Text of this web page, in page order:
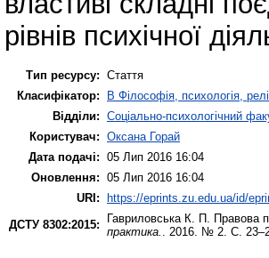
рівнів психічної
Тип ресурсу: Стаття
Класифікатор:
B Філософія, психологія,
Відділи: Соціально-психологічний
Користувач: Оксана Горай
Дата подачі: 05 Лип 2016 16:04
Оновлення: 05 Лип 2016 16:04
URI: https://eprints.zu.edu.ua/id/
ДСТУ 8302:2015:
Гавриловська К. П. Правова
практика.
. 2016. № 2. С.